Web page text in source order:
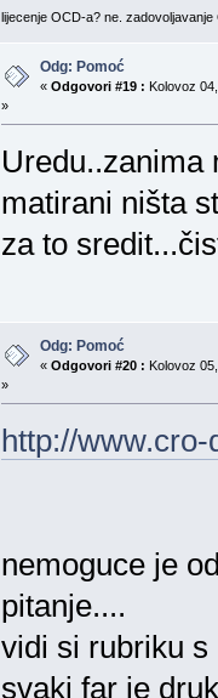
lijecenje OCD-a? ne. zadovoljavanje
Odg: Pomoć
« Odgovori #19 : Kolovoz
»
Uredu..zanima
matirani ništa
za to
Odg: Pomoć
« Odgovori #20 : Kolovoz
»
http://
nemoguce je
pitanje....
vidi si rubriku
svaki far je